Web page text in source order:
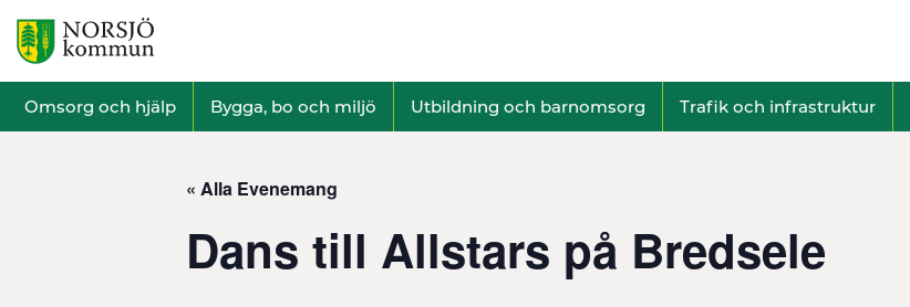
Omsorg och hjälp Bygga, bo och miljö Utbildning och barnomsorg Trafik och infrastruktur
« Alla Evenemang
Dans till Allstars på Bredsele